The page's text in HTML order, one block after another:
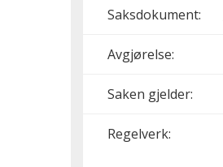
Saksdokument:
Avgjørelse:
Saken gjelder:
Regelverk: